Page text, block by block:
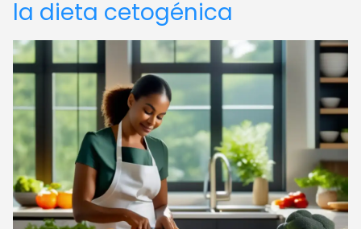
la dieta cetogénica